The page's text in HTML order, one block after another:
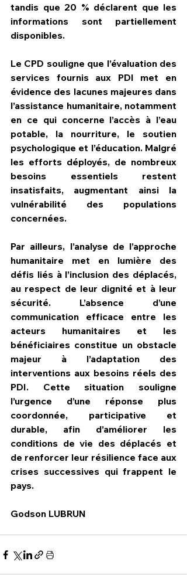
tandis que 20 % déclarent que les
informations sont partiellement
disponibles.
Le CPD souligne que l’évaluation des
services fournis aux PDI met en
évidence des lacunes majeures dans
l’assistance humanitaire, notamment
en ce qui concerne l’accès à l’eau
potable, la nourriture, le soutien
psychologique et l’éducation. Malgré
les efforts déployés, de nombreux
besoins essentiels restent
insatisfaits, augmentant ainsi la
vulnérabilité des populations
concernées.
Par ailleurs, l’analyse de l’approche
humanitaire met en lumière des
défis liés à l’inclusion des déplacés,
au respect de leur dignité et à leur
sécurité
communication efficace entre les
acteurs humanitaires et les
bénéficiaires constitue un obstacle
majeur à l’adaptation des
interventions aux besoins réels des
l’urgence d’une réponse plus
coordonnée, participative et
durable, afin d’améliorer les
conditions de vie des déplacés et
de renforcer leur résilience face aux
crises successives qui frappent le
pays.
Godson LUBRUN